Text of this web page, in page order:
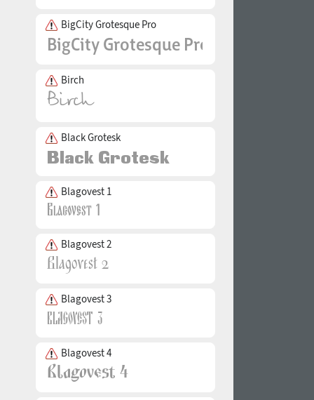
BigCity Grotesque Pro
Birch
Black Grotesk
Blagovest 1
Blagovest 2
Blagovest 3
Blagovest 4